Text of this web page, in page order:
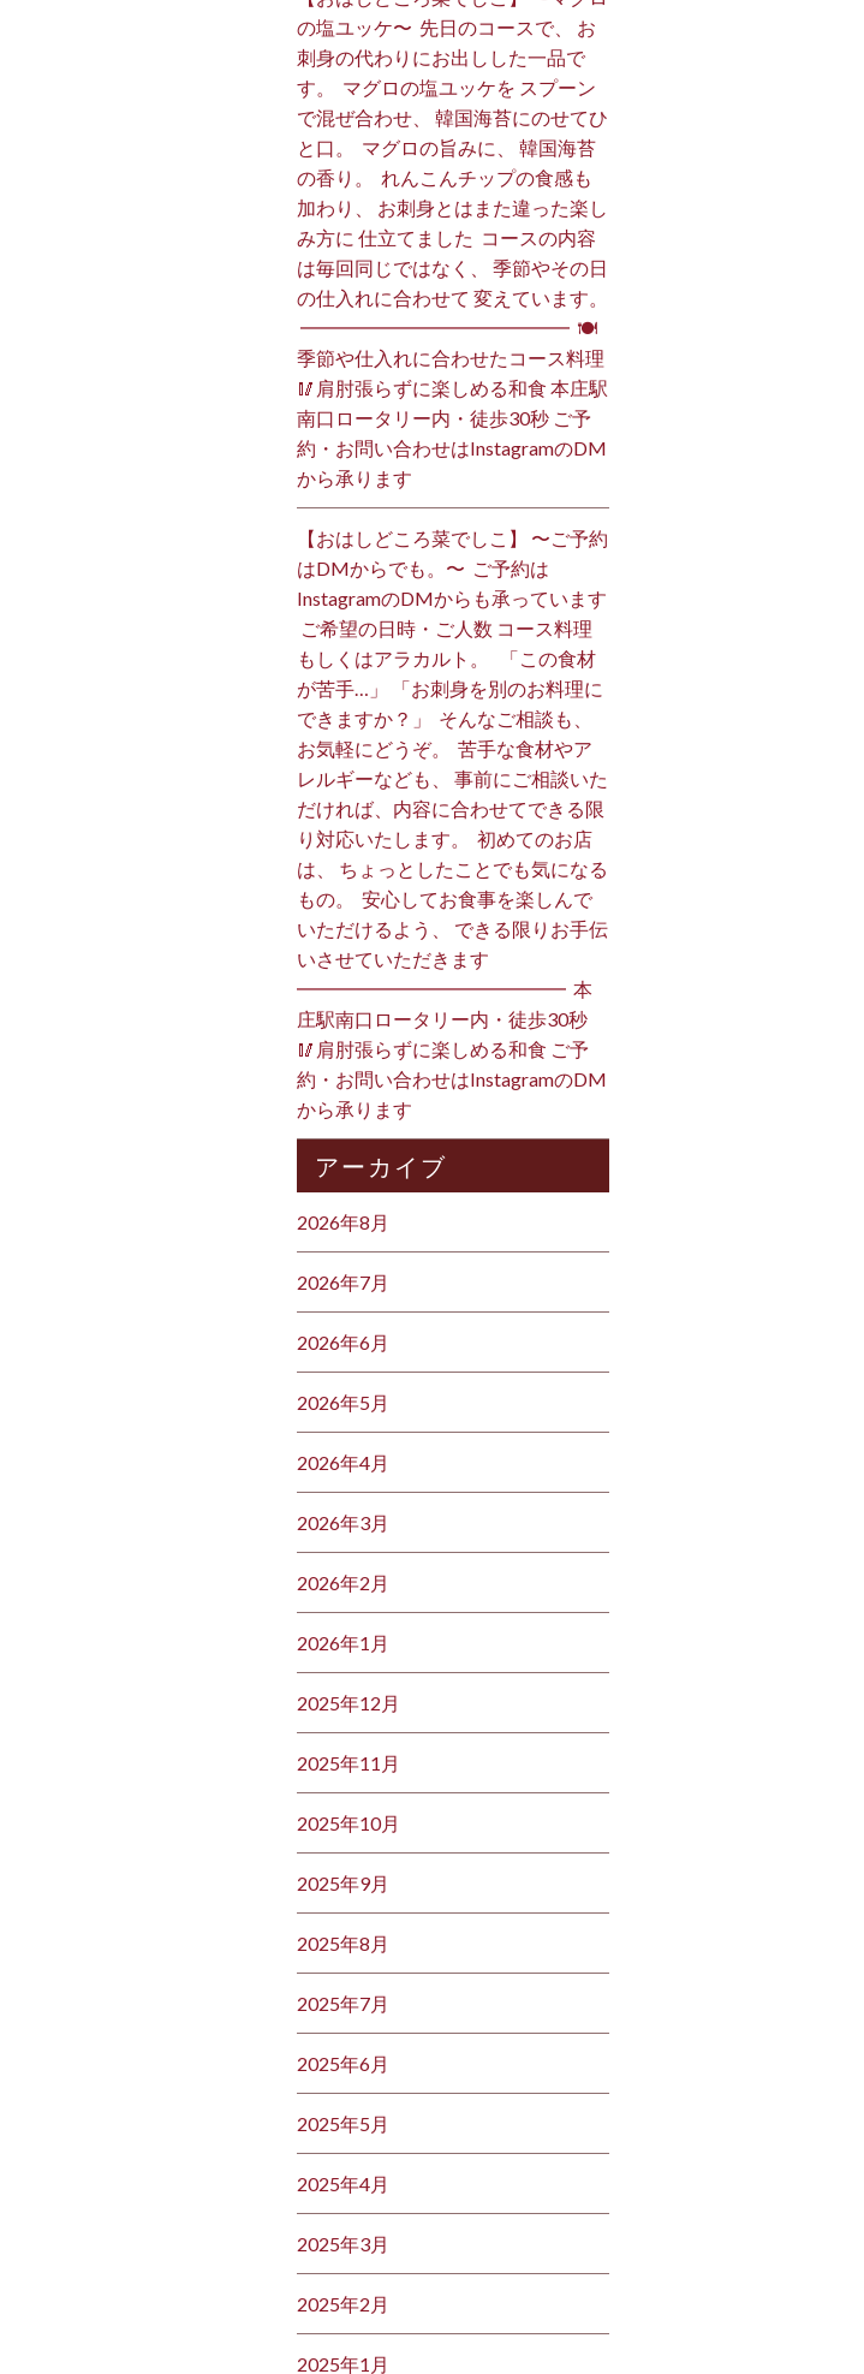
の塩ユッケ〜 ⁡ 先日のコースで、 お
刺身の代わりにお出しした一品で
す。 ⁡ マグロの塩ユッケを スプーン
で混ぜ合わせ、 韓国海苔にのせてひ
と口。 ⁡ マグロの旨みに、 韓国海苔
の香り。 ⁡ れんこんチップの食感も
加わり、 お刺身とはまた違った楽し
み方に 仕立てました️ ⁡ コースの内容
は毎回同じではなく、 季節やその日
の仕入れに合わせて 変えています。
⁡ ━━━━━━━━━━━━━━ ⁡ 🍽
季節や仕入れに合わせたコース料理
🥢肩肘張らずに楽しめる和食 本庄駅
南口ロータリー内・徒歩30秒 ご予
約・お問い合わせはInstagramのDM
から承ります ⁡
【おはしどころ菜でしこ】 〜ご予約
はDMからでも。〜 ⁡ ご予約は
InstagramのDMからも承っています
⁡ ご希望の日時・ご人数 コース料理
もしくはアラカルト。 ⁡ ⁡ 「この食材
が苦手…」 「お刺身を別のお料理に
できますか？」 ⁡ そんなご相談も、
お気軽にどうぞ。 ⁡ 苦手な食材やア
レルギーなども、 事前にご相談いた
だければ、内容に合わせてできる限
り対応いたします。 ⁡ 初めてのお店
は、 ちょっとしたことでも気になる
もの。 ⁡ 安心してお食事を楽しんで
いただけるよう、 できる限りお手伝
いさせていただきます️ ⁡
━━━━━━━━━━━━━━ ⁡ 本
庄駅南口ロータリー内・徒歩30秒
🥢肩肘張らずに楽しめる和食 ご予
約・お問い合わせはInstagramのDM
から承ります ⁡
アーカイブ
2026年8月
2026年7月
2026年6月
2026年5月
2026年4月
2026年3月
2026年2月
2026年1月
2025年12月
2025年11月
2025年10月
2025年9月
2025年8月
2025年7月
2025年6月
2025年5月
2025年4月
2025年3月
2025年2月
2025年1月